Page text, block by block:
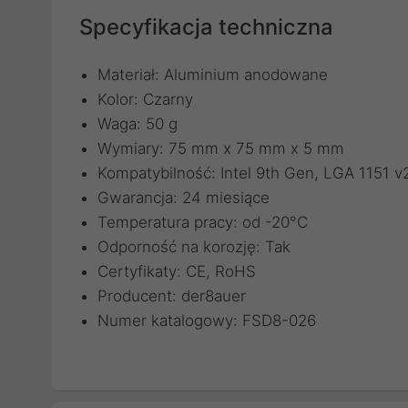
Specyfikacja techniczna
Materiał: Aluminium anodowane
Kolor: Czarny
Waga: 50 g
Wymiary: 75 mm x 75 mm x 5 mm
Kompatybilność: Intel 9th Gen, LGA 1151
Gwarancja: 24 miesiące
Temperatura pracy: od -20°C
Odporność na korozję: Tak
Certyfikaty: CE, RoHS
Producent: der8auer
Numer katalogowy: FSD8-026